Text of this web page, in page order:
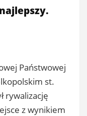
Państwowej
st.
rywalizację
z wynikiem